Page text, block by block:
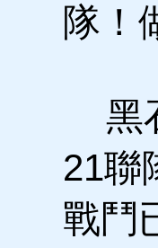
隊！
黑
21聯
戰鬥